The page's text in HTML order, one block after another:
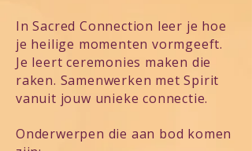
In Sacred Connection leer je hoe
je heilige momenten vormgeeft.
Je leert ceremonies maken die
raken. Samenwerken met Spirit
vanuit jouw unieke connectie.
Onderwerpen die aan bod komen